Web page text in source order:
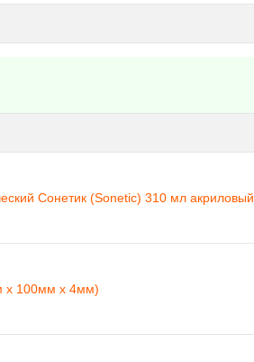
Сонетик (Sonetic) 310 мл акриловый
x 100мм x 4мм)